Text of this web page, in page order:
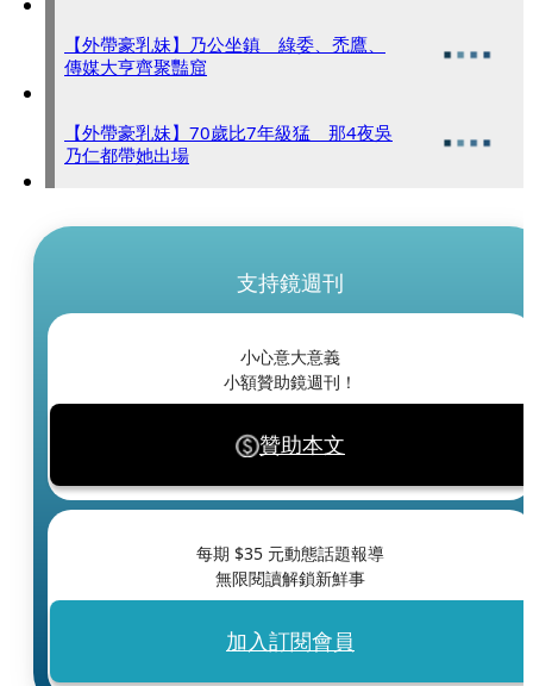
【外帶豪乳妹】乃公坐鎮 綠委、禿鷹、
傳媒大亨齊聚豔窟
【外帶豪乳妹】70歲比7年級猛 那4夜吳
乃仁都帶她出場
支持鏡週刊
小心意大意義
小額贊助鏡週刊！
贊助本文
每期 $35 元動態話題報導
無限閱讀解鎖新鮮事
加入訂閱會員